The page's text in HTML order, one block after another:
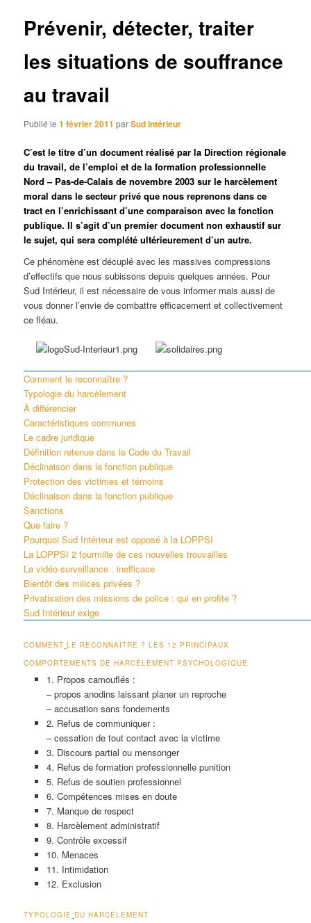
Prévenir, détecter, traiter
les situations de souffrance
au travail
Publié le1 février 2011 parSud Intérieur
C’est le titre d’un document réalisé par la Direction régionale
du travail, de l’emploi et de la formation professionnelle
Nord – Pas-de-Calais de novembre 2003 sur le harcèlement
moral dans le secteur privé que nous reprenons dans ce
tract en l’enrichissant d’une comparaison avec la fonction
publique. Il s’agit d’un premier document non exhaustif sur
le sujet, qui sera complété ultérieurement d’un autre.
Ce phénomène est décuplé avec les massives compressions
d’effectifs que nous subissons depuis quelques années. Pour
Sud Intérieur, il est nécessaire de vous informer mais aussi de
vous donner l’envie de combattre efficacement et collectivement
ce fléau.
Comment le reconnaître ?
Typologie du harcèlement
À différencier
Caractéristiques communes
Le cadre juridique
Définition retenue dans le Code du Travail
Déclinaison dans la fonction publique
Protection des victimes et témoins
Déclinaison dans la fonction publique
Sanctions
Que faire ?
Pourquoi Sud Intérieur est opposé à la LOPPSI
La LOPPSI 2 fourmille de ces nouvelles trouvailles
La vidéo-surveillance : inefficace
Bientôt des milices privées ?
Privatisation des missions de police : qui en profite ?
Sud Intérieur exige
COMMENT LE RECONNAÎTRE ? LES 12 PRINCIPAUX
COMPORTEMENTS DE HARCÈLEMENT PSYCHOLOGIQUE
1. Propos camouflés :
– propos anodins laissant planer un reproche
– accusation sans fondements
2. Refus de communiquer :
– cessation de tout contact avec la victime
3. Discours partial ou mensonger
4. Refus de formation professionnelle punition
5. Refus de soutien professionnel
6. Compétences mises en doute
7. Manque de respect
8. Harcèlement administratif
9. Contrôle excessif
10. Menaces
11. Intimidation
12. Exclusion
TYPOLOGIE DU HARCÈLEMENT